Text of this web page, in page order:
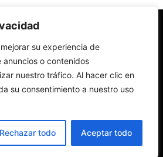
su experiencia de
anuncios o contenidos
nuestro tráfico. Al hacer clic en
su consentimiento a nuestro uso
Rechazar todo Aceptar todo
la Iglesia católica y la sociedad